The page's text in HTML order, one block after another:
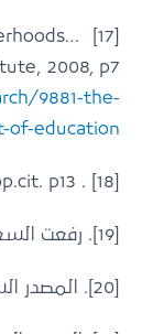
2008, p7
9881-the-
of-education